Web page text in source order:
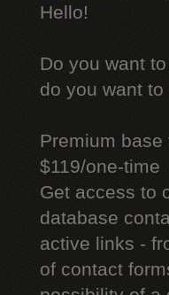
Hello!
Do you want
do you want
Premium base
$119/one-time
Get access to
database
active links -
of contact